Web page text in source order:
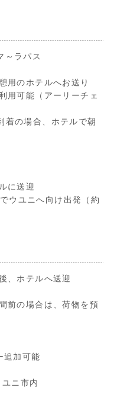
ラパス
用のホテルへお送り
用可能（アーリーチェ
着の場合、ホテルで朝
に送迎
ウユニへ向け出発（約
、ホテルへ送迎
前の場合は、荷物を預
加可能
ニ市内